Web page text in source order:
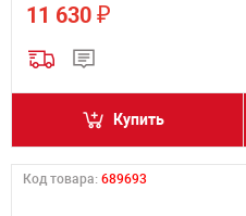
11 630 ₽
Купить
Код товара: 689693